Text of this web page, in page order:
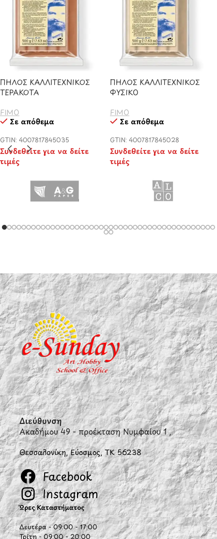
ΠΗΛΟΣ ΚΑΛΛΙΤΕΧΝΙΚΟΣ
ΤΕΡΑΚΟΤΑ
FIMO
Σε απόθεμα
GTIN: 4007817845035
Συνδεθείτε για να δείτε
τιμές
ΠΗΛΟΣ ΚΑΛΛΙΤΕΧΝΙΚΟΣ
ΦΥΣΙΚΟ
FIMO
Σε απόθεμα
GTIN: 4007817845028
Συνδεθείτε για να δείτε
τιμές
Διεύθυνση
Ακαδήμου 49 - προέκταση Νυμφαίου 1 ,
Θεσσαλονίκη, Εύοσμος, ΤΚ 56238
Facebook
Instagram
Ώρες Καταστήματος
Δευτέρα - 09:00 - 17:00
Τρίτη - 09:00 - 20:00